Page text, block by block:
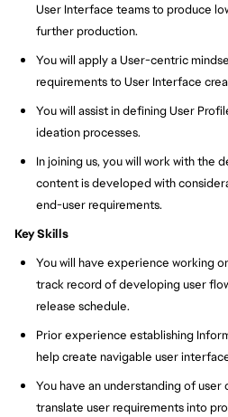
User Interface teams to produce
further production.
You will apply a User-centric
requirements to User Interface
You will assist in defining User
ideation processes.
In joining us, you will work with the
content is developed with
end-user requirements.
Key Skills
You will have experience working
track record of developing user
release schedule.
Prior experience establishing
help create navigable user
You have an understanding of user
translate user requirements into